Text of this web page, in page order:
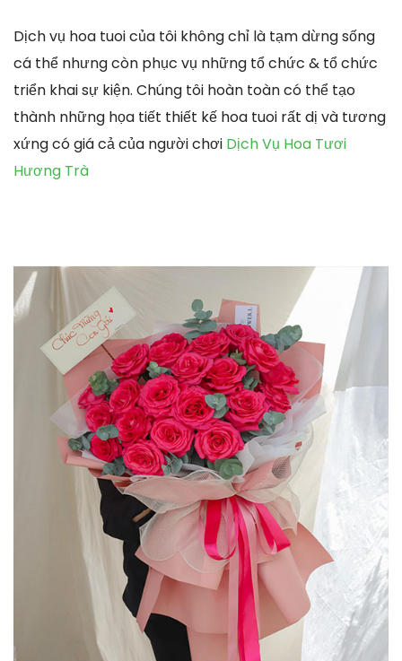
Dịch vụ hoa tuoi của tôi không chỉ là tạm dừng sống
cá thể nhưng còn phục vụ những tổ chức & tổ chức
triển khai sự kiện. Chúng tôi hoàn toàn có thể tạo
thành những họa tiết thiết kế hoa tuoi rất dị và tương
xứng có giá cả của người chơi Dịch Vụ Hoa Tươi
Hương Trà